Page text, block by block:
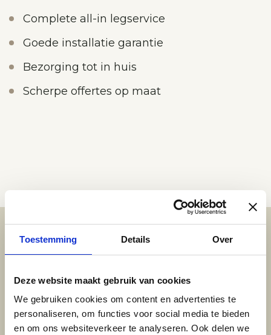
Toestemming Details Over
Deze website maakt gebruik van cookies
We gebruiken cookies om content en advertenties te
personaliseren, om functies voor social media te bieden
en om ons websiteverkeer te analyseren. Ook delen we
Complete all-in legservice
Goede installatie garantie
Bezorging tot in huis
Scherpe offertes op maat
Bezoek één van onze
vestigingen